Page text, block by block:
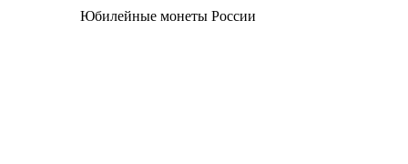
Юбилейные монеты России